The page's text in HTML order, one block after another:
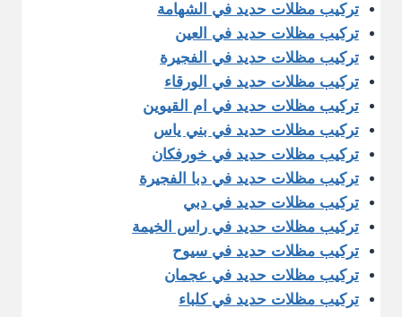
تركيب مظلات حديد في الشهامة
تركيب مظلات حديد في العين
تركيب مظلات حديد في الفجيرة
تركيب مظلات حديد في الورقاء
تركيب مظلات حديد في ام القيوين
تركيب مظلات حديد في بني ياس
تركيب مظلات حديد في خورفكان
تركيب مظلات حديد في دبا الفجيرة
تركيب مظلات حديد في دبي
تركيب مظلات حديد في راس الخيمة
تركيب مظلات حديد في سيوح
تركيب مظلات حديد في عجمان
تركيب مظلات حديد في كلباء